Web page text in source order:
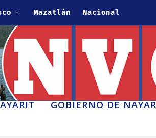
Mazatlán Nacional
GOBIERNO DE